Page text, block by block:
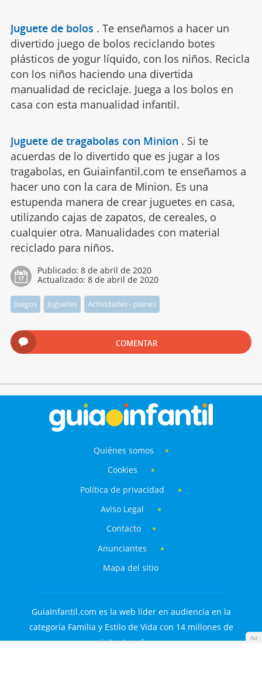
Juguete de bolos . Te enseñamos a hacer un
divertido juego de bolos reciclando botes
plásticos de yogur líquido, con los niños. Recicla
con los niños haciendo una divertida
manualidad de reciclaje. Juega a los bolos en
casa con esta manualidad infantil.
Juguete de tragabolas con Minion . Si te
acuerdas de lo divertido que es jugar a los
tragabolas, en Guiainfantil.com te enseñamos a
hacer uno con la cara de Minion. Es una
estupenda manera de crear juguetes en casa,
utilizando cajas de zapatos, de cereales, o
cualquier otra. Manualidades con material
reciclado para niños.
Publicado: 8 de abril de 2020
Actualizado: 8 de abril de 2020
Juegos Juguetes Actividades - planes
COMENTAR
Ad
Quiénes somos
Cookies
Política de privacidad
Aviso Legal
Contacto
Anunciantes
Mapa del sitio
GuiaInfantil.com es la web líder en audiencia en la
categoría Familia y Estilo de Vida con 14 millones de
visitantes al mes.